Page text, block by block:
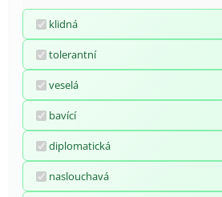
klidná
tolerantní
veselá
bavící
diplomatická
naslouchavá